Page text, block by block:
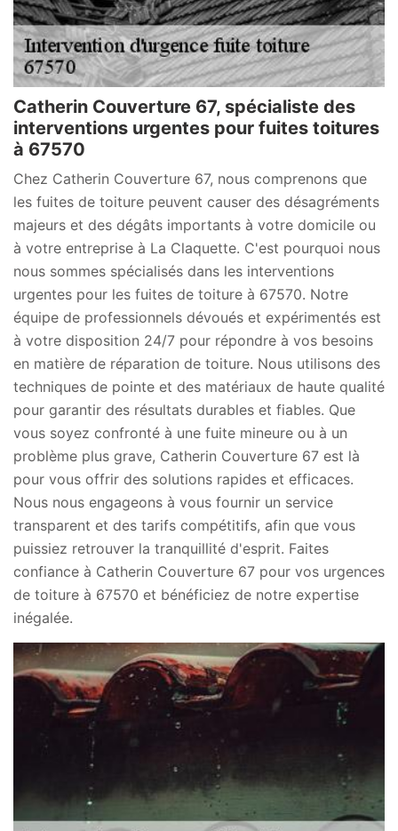
Catherin Couverture 67, spécialiste des
interventions urgentes pour fuites toitures
à 67570
Chez Catherin Couverture 67, nous comprenons que
les fuites de toiture peuvent causer des désagréments
majeurs et des dégâts importants à votre domicile ou
à votre entreprise à La Claquette. C'est pourquoi nous
nous sommes spécialisés dans les interventions
urgentes pour les fuites de toiture à 67570. Notre
équipe de professionnels dévoués et expérimentés est
à votre disposition 24/7 pour répondre à vos besoins
en matière de réparation de toiture. Nous utilisons des
techniques de pointe et des matériaux de haute qualité
pour garantir des résultats durables et fiables. Que
vous soyez confronté à une fuite mineure ou à un
problème plus grave, Catherin Couverture 67 est là
pour vous offrir des solutions rapides et efficaces.
Nous nous engageons à vous fournir un service
transparent et des tarifs compétitifs, afin que vous
puissiez retrouver la tranquillité d'esprit. Faites
confiance à Catherin Couverture 67 pour vos urgences
de toiture à 67570 et bénéficiez de notre expertise
inégalée.